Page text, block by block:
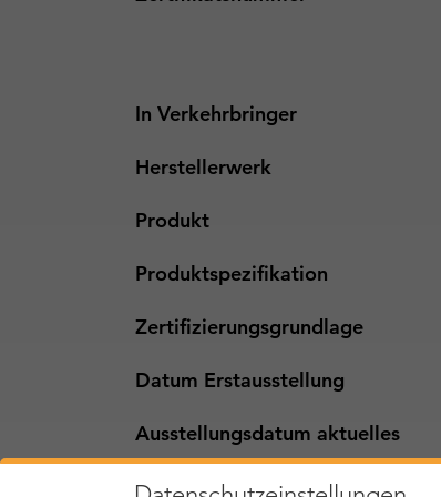
In Verkehrbringer
Herstellerwerk
Produkt
Produktspezifikation
Zertifizierungsgrundlage
Datum Erstausstellung
Ausstellungsdatum aktuelles
Zertifikat